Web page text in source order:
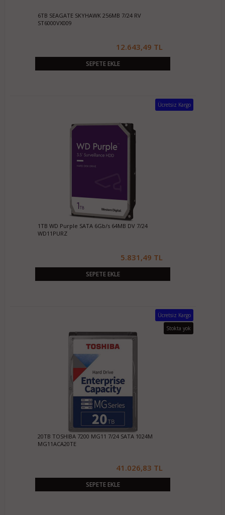
6TB SEAGATE SKYHAWK 256MB 7/24 RV
ST6000VX009
12.643,49 TL
SEPETE EKLE
Ücretsiz Kargo
1TB WD Purple SATA 6Gb/s 64MB DV 7/24
WD11PURZ
5.831,49 TL
SEPETE EKLE
Ücretsiz Kargo
Stokta yok
20TB TOSHIBA 7200 MG11 7/24 SATA 1024M
MG11ACA20TE
41.026,83 TL
SEPETE EKLE